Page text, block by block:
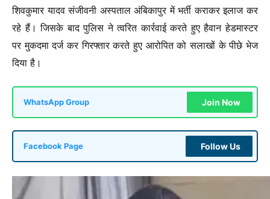
शिवकुमार यादव संजीवनी अस्पताल अंबिकापुर में भर्ती कराकर इलाज कर
रहे हैं। जिसके बाद पुलिस ने त्वरित कार्रवाई करते हुए हैवान हेडमास्टर
पर मुकदमा दर्ज कर गिरफ्तार करते हुए आरोपित को सलाखों के पीछे भेज
दिया है।
WhatsApp Group Join Now
Facebook Page Follow Us